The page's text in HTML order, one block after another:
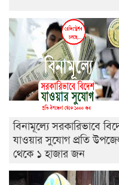
ডাকসুতে শিবিরের
রাজশাহীতে ট্রাকচাপায়
শেষ সময়ে ভোট
বিনামূল্যে সরকারিভাবে
যাওয়ার সুযোগ প্রতি
থেকে ১ হাজার জন